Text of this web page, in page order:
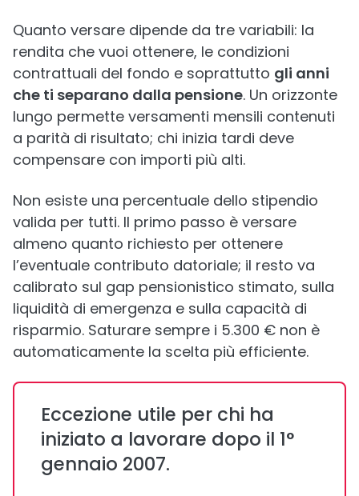
Quanto versare dipende da tre variabili: la
rendita che vuoi ottenere, le condizioni
contrattuali del fondo e soprattutto gli anni
che ti separano dalla pensione. Un orizzonte
lungo permette versamenti mensili contenuti
a parità di risultato; chi inizia tardi deve
compensare con importi più alti.
Non esiste una percentuale dello stipendio
valida per tutti. Il primo passo è versare
almeno quanto richiesto per ottenere
l’eventuale contributo datoriale; il resto va
calibrato sul gap pensionistico stimato, sulla
liquidità di emergenza e sulla capacità di
risparmio. Saturare sempre i 5.300 € non è
automaticamente la scelta più efficiente.
Eccezione utile per chi ha
iniziato a lavorare dopo il 1°
gennaio 2007.